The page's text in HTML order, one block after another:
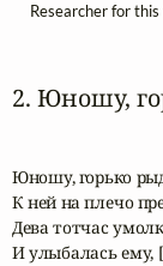
Researcher for
2. Юношу,
Юношу, горько
К ней на плечо
Дева тотчас
И улыбалась ему,